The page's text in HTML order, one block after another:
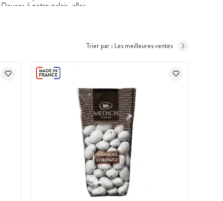
à notre palais, elles
Trier par : Les meilleures ventes